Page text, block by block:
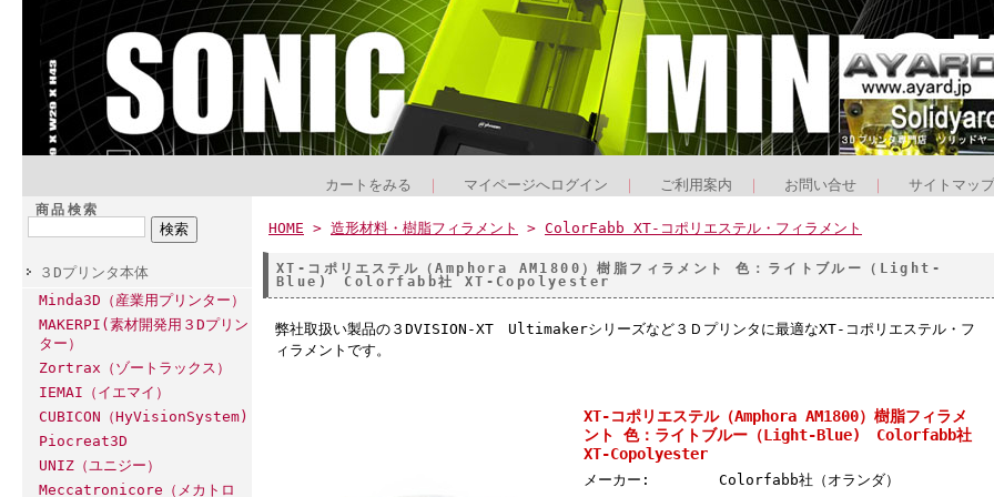
カートをみる マイページへログイン ご利用案内 お問い合せ サイトマップ
商品検索
３Dプリンタ本体
Minda3D（産業用プリンター）
MAKERPI(素材開発用３Dプリン
ター）
Zortrax（ゾートラックス）
IEMAI（イエマイ）
CUBICON（HyVisionSystem)
Piocreat3D
UNIZ（ユニジー）
Meccatronicore（メカトロ
HOME > 造形材料・樹脂フィラメント > ColorFabb XT-コポリエステル・フィラメント
XT-コポリエステル（Amphora AM1800）樹脂フィラメント 色：ライトブルー（Light-
Blue) Colorfabb社 XT-Copolyester
弊社取扱い製品の３DVISION-XT Ultimakerシリーズなど３Ｄプリンタに最適なXT-コポリエステル・フ
ィラメントです。
XT-コポリエステル（Amphora AM1800）樹脂フィラメ
ント 色：ライトブルー（Light-Blue) Colorfabb社
XT-Copolyester
メーカー: Colorfabb社（オランダ）